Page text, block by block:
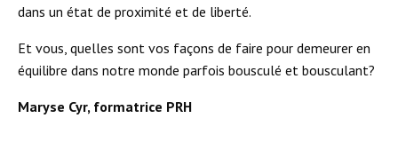
dans un état de proximité et de liberté.
Et vous, quelles sont vos façons de faire pour demeurer en
équilibre dans notre monde parfois bousculé et bousculant?
Maryse Cyr, formatrice PRH